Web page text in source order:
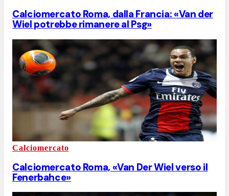
Calciomercato Roma, dalla Francia: «Van der
Wiel potrebbe rimanere al Psg»
Calciomercato
Calciomercato Roma, «Van Der Wiel verso il
Fenerbahce»